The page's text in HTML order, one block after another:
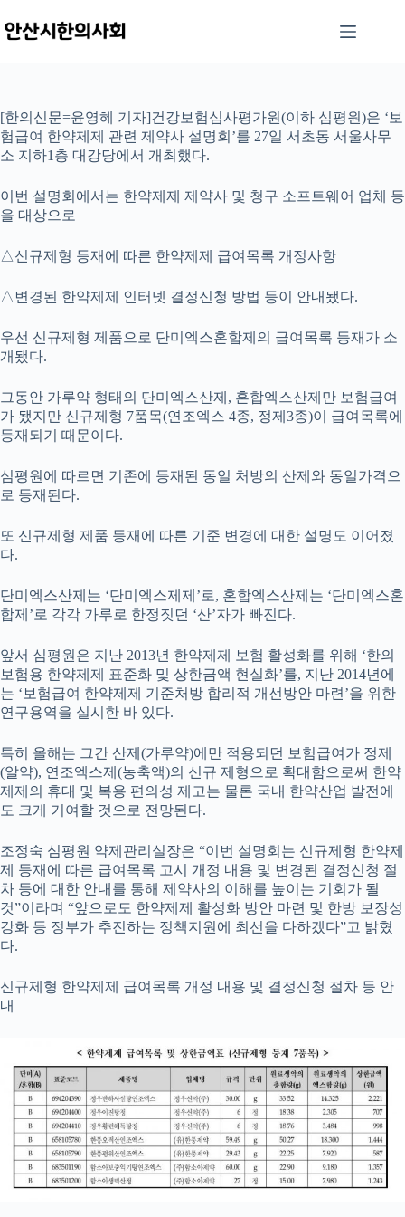
문
으
뛰
기
[한의신문=윤영혜 기자]건강보험심사평가원(이하 심평원)은 ‘보
험급여 한약제제 관련 제약사 설명회’를 27일 서초동 서울사무
소 지하1층 대강당에서 개최했다.
이번 설명회에서는 한약제제 제약사 및 청구 소프트웨어 업체 등
을 대상으로
△신규제형 등재에 따른 한약제제 급여목록 개정사항
△변경된 한약제제 인터넷 결정신청 방법 등이 안내됐다.
우선 신규제형 제품으로 단미엑스혼합제의 급여목록 등재가 소
개됐다.
그동안 가루약 형태의 단미엑스산제, 혼합엑스산제만 보험급여
가 됐지만 신규제형 7품목(연조엑스 4종, 정제3종)이 급여목록에
등재되기 때문이다.
심평원에 따르면 기존에 등재된 동일 처방의 산제와 동일가격으
로 등재된다.
또 신규제형 제품 등재에 따른 기준 변경에 대한 설명도 이어졌
다.
단미엑스산제는 ‘단미엑스제제’로, 혼합엑스산제는 ‘단미엑스혼
합제’로 각각 가루로 한정짓던 ‘산’자가 빠진다.
앞서 심평원은 지난 2013년 한약제제 보험 활성화를 위해 ‘한의
보험용 한약제제 표준화 및 상한금액 현실화’를, 지난 2014년에
는 ‘보험급여 한약제제 기준처방 합리적 개선방안 마련’을 위한
연구용역을 실시한 바 있다.
특히 올해는 그간 산제(가루약)에만 적용되던 보험급여가 정제
(알약), 연조엑스제(농축액)의 신규 제형으로 확대함으로써 한약
제제의 휴대 및 복용 편의성 제고는 물론 국내 한약산업 발전에
도 크게 기여할 것으로 전망된다.
조정숙 심평원 약제관리실장은 “이번 설명회는 신규제형 한약제
제 등재에 따른 급여목록 고시 개정 내용 및 변경된 결정신청 절
차 등에 대한 안내를 통해 제약사의 이해를 높이는 기회가 될
것”이라며 “앞으로도 한약제제 활성화 방안 마련 및 한방 보장성
강화 등 정부가 추진하는 정책지원에 최선을 다하겠다”고 밝혔
다.
신규제형 한약제제 급여목록 개정 내용 및 결정신청 절차 등 안
내